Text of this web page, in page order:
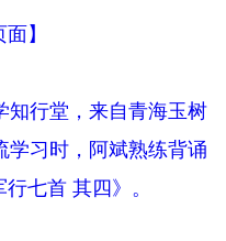
】
知行堂，来自青海玉树
学习时，阿斌熟练背诵
七首 其四》。